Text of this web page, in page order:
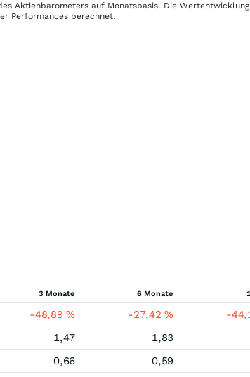
Aktienbarometers auf Monatsbasis. Die
Performances berechnet.
3 Monate 6 Monate
-48,89% -27,42% -
1,47 1,83
0,66 0,59